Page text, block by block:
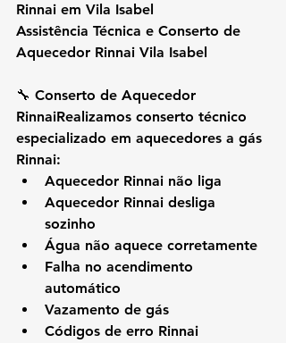
Rinnai em Vila Isabel
Assistência Técnica e Conserto de
Aquecedor Rinnai Vila Isabel
🔧 Conserto de Aquecedor
RinnaiRealizamos conserto técnico
especializado em aquecedores a gás
Rinnai:
Aquecedor Rinnai não liga
Aquecedor Rinnai desliga
sozinho
Água não aquece corretamente
Falha no acendimento
automático
Vazamento de gás
Códigos de erro Rinnai